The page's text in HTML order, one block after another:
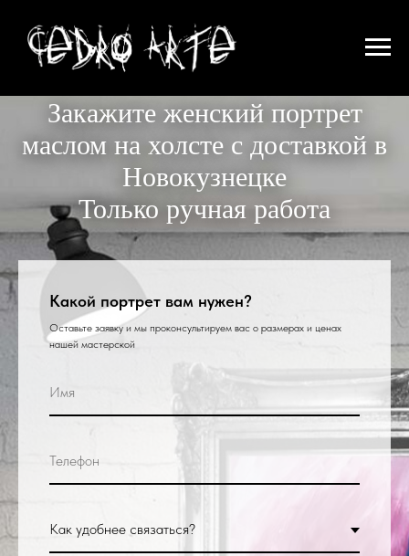
Закажите женский портрет
маслом на холсте с доставкой в
Новокузнецке
Только ручная работа
Какой портрет вам нужен?
Оставьте заявку и мы проконсультируем вас о размерах и ценах
нашей мастерской